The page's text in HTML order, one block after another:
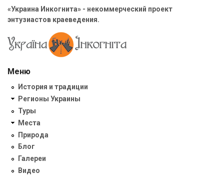
«Украина Инкогнита» - некоммерческий проект
энтузиастов краеведения.
Меню
История и традиции
Регионы Украины
Туры
Места
Природа
Блог
Галереи
Видео